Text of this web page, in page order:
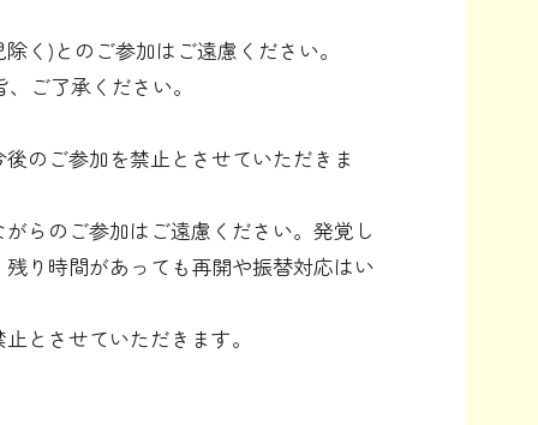
く)とのご参加はご遠慮ください。
ご了承ください。
のご参加を禁止とさせていただきま
らのご参加はご遠慮ください。発覚し
り時間があっても再開や振替対応はい
とさせていただきます。